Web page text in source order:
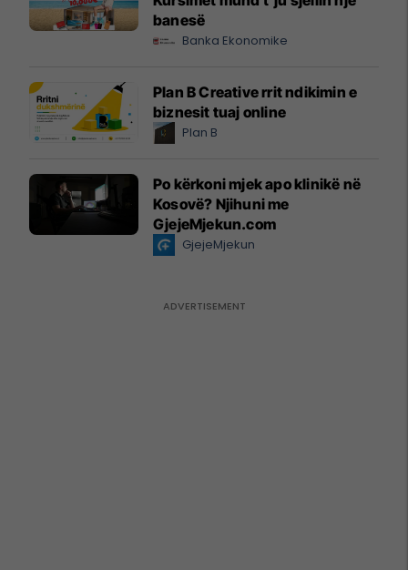
banesë
Banka Ekonomike
Plan B Creative rrit ndikimin e
biznesit tuaj online
Plan B
Po kërkoni mjek apo klinikë në
Kosovë? Njihuni me
GjejeMjekun.com
GjejeMjekun